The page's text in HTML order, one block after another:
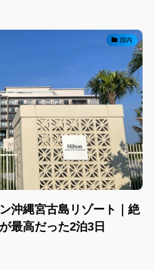
国内
沖縄宮古島リゾート｜絶
最高だった2泊3日